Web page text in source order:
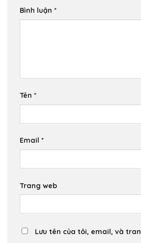
Bình luận *
Tên *
Email *
Trang web
Lưu tên của tôi, email, và